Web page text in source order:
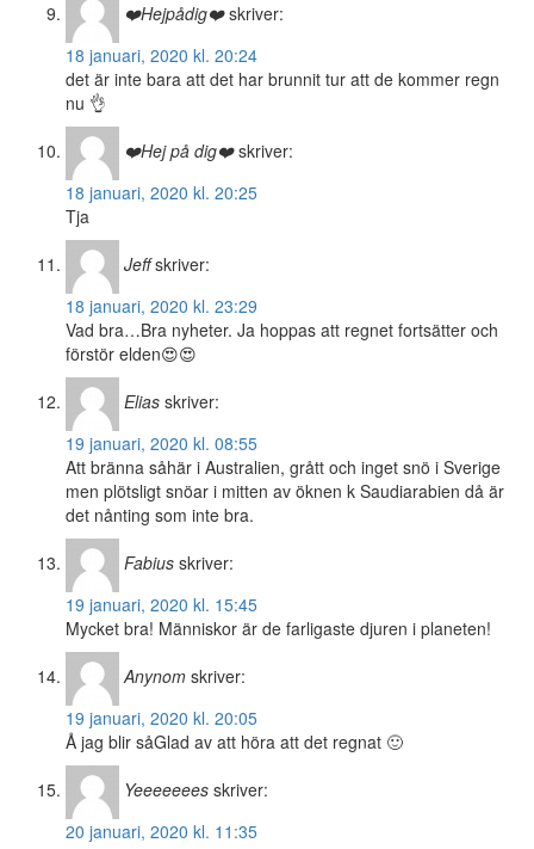
❤️Hejpådig❤️ skriver:
18 januari, 2020 kl. 20:24
det är inte bara att det har brunnit tur att de kommer regn
nu 👌
❤️Hej på dig❤️ skriver:
18 januari, 2020 kl. 20:25
Tja
Jeff skriver:
18 januari, 2020 kl. 23:29
Vad bra…Bra nyheter. Ja hoppas att regnet fortsätter och
förstör elden😍😍
Elias skriver:
19 januari, 2020 kl. 08:55
Att bränna såhär i Australien, grått och inget snö i Sverige
men plötsligt snöar i mitten av öknen k Saudiarabien då är
det nånting som inte bra.
Fabius skriver:
19 januari, 2020 kl. 15:45
Mycket bra! Människor är de farligaste djuren i planeten!
Anynom skriver:
19 januari, 2020 kl. 20:05
Å jag blir såGlad av att höra att det regnat 🙂
Yeeeeeees skriver:
20 januari, 2020 kl. 11:35